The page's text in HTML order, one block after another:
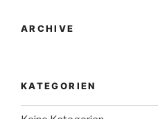
ARCHIVE
KATEGORIEN